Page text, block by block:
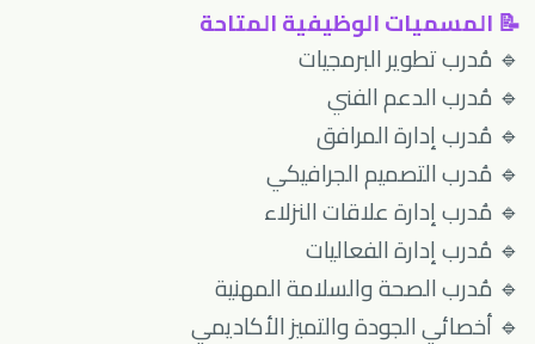
📝 المسميات الوظيفية المتاحة
🔹 مُدرب تطوير البرمجيات
🔹 مُدرب الدعم الفني
🔹 مُدرب إدارة المرافق
🔹 مُدرب التصميم الجرافيكي
🔹 مُدرب إدارة علاقات النزلاء
🔹 مُدرب إدارة الفعاليات
🔹 مُدرب الصحة والسلامة المهنية
🔹 أخصائي الجودة والتميز الأكاديمي